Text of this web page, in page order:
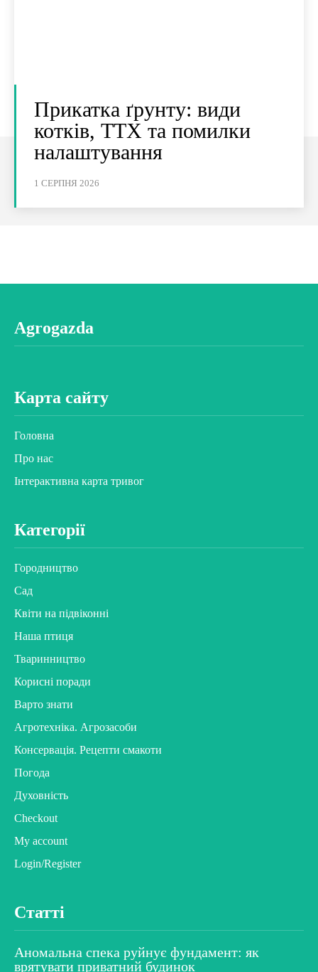
Прикатка ґрунту: види
котків, ТТХ та помилки
налаштування
1 СЕРПНЯ 2026
Agrogazda
Карта сайту
Головна
Про нас
Інтерактивна карта тривог
Категорії
Городництво
Сад
Квіти на підвіконні
Наша птиця
Тваринництво
Корисні поради
Варто знати
Агротехніка. Агрозасоби
Консервація. Рецепти смакоти
Погода
Духовність
Checkout
My account
Login/Register
Статті
Аномальна спека руйнує фундамент: як
врятувати приватний будинок